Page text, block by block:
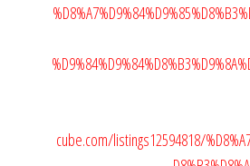
cube.com/listings12594818/